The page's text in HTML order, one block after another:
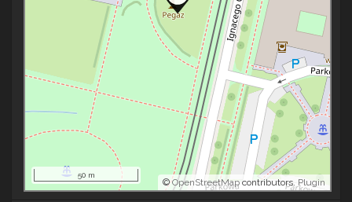
©OpenStreetMap contributors. Plugin
50 m